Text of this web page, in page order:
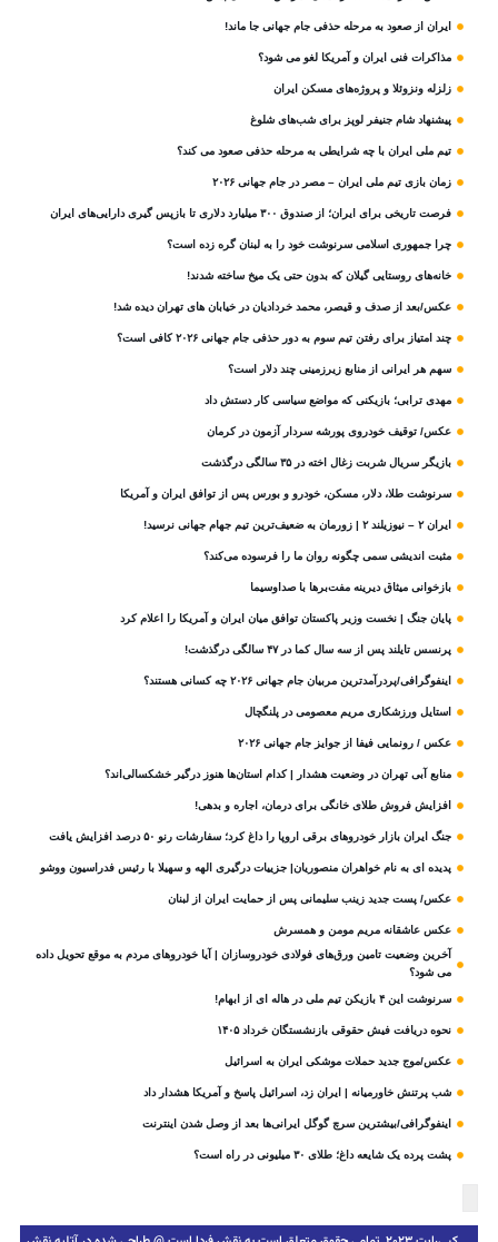
ایران از صعود به مرحله حذفی جام جهانی جا ماند!
مذاکرات فنی ایران و آمریکا لغو می شود؟
زلزله ونزوئلا و پروژه‌های مسکن ایران
پیشنهاد شام جنیفر لوپز برای شب‌های شلوغ
تیم ملی ایران با چه شرایطی به مرحله حذفی صعود می کند؟
زمان بازی تیم ملی ایران – مصر در جام جهانی ۲۰۲۶
فرصت تاریخی برای ایران؛ از صندوق ۳۰۰ میلیارد دلاری تا بازپس گیری دارایی‌های ایران
چرا جمهوری اسلامی سرنوشت خود را به لبنان گره زده است؟
خانه‌های روستایی گیلان که بدون حتی یک میخ ساخته شدند!
عکس/بعد از صدف و قیصر، محمد خردادیان در خیابان های تهران دیده شد!
چند امتیاز برای رفتن تیم سوم به دور حذفی جام جهانی ۲۰۲۶ کافی است؟
سهم هر ایرانی از منابع زیرزمینی چند دلار است؟
مهدی ترابی؛ بازیکنی که مواضع سیاسی‌ کار دستش داد
عکس/ توقیف خودروی پورشه سردار آزمون در کرمان
بازیگر سریال شربت زغال‌ اخته در ۳۵ سالگی درگذشت
سرنوشت طلا، دلار، مسکن، خودرو و بورس پس از توافق ایران و آمریکا
ایران ۲ – نیوزیلند ۲ | زورمان به ضعیف‌ترین تیم جهام جهانی نرسید!
مثبت‌ اندیشی سمی چگونه روان ما را فرسوده می‌کند؟
بازخوانی میثاق دیرینه مفت‌برها با صداوسیما
پایان جنگ | نخست وزیر پاکستان توافق میان ایران و آمریکا را اعلام کرد
پرنسس تایلند پس از سه سال کما در ۴۷ سالگی درگذشت!
اینفوگرافی/پردرآمدترین مربیان جام جهانی ۲۰۲۶ چه کسانی هستند؟
استایل ورزشکاری مریم معصومی در پلنگچال
عکس / رونمایی فیفا از جوایز جام جهانی ۲۰۲۶
منابع آبی تهران در وضعیت هشدار | کدام استان‌ها هنوز درگیر خشکسالی‌اند؟
افزایش فروش طلای خانگی برای درمان، اجاره و بدهی!
جنگ ایران بازار خودروهای برقی اروپا را داغ کرد؛ سفارشات رنو ۵۰ درصد افزایش یافت
پدیده ای به نام خواهران منصوریان| جزییات درگیری الهه و سهیلا با رئیس فدراسیون ووشو
عکس/ پست جدید زینب سلیمانی پس از حمایت ایران از لبنان
عکس عاشقانه مریم مومن و همسرش
آخرین وضعیت تامین ورق‌های فولادی خودروسازان | آیا خودروهای مردم به موقع تحویل داده
می شود؟
سرنوشت این ۴ بازیکن تیم ملی در هاله ای از ابهام!
نحوه دریافت فیش حقوقی بازنشستگان خرداد ۱۴۰۵
عکس/موج جدید حملات موشکی ایران به اسرائیل
شب پرتنش خاورمیانه | ایران زد، اسرائیل پاسخ و آمریکا هشدار داد
اینفوگرافی/بیشترین سرچ گوگل ایرانی‌ها بعد از وصل شدن اینترنت
پشت پرده یک شایعه داغ؛ طلای ۳۰ میلیونی در راه است؟